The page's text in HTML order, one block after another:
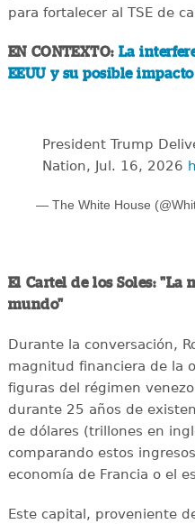
para fortalecer al TSE de
EN CONTEXTO:La
EEUU y su posible
President Trump
Nation, Jul. 16, 2026
— The White House
El Cartel de los Soles: "La
mundo"
Durante la conversación,
magnitud financiera de la
figuras del régimen
durante 25 años de
de dólares (trillones en
comparando estos
economía de Francia o el
Este capital, proveniente